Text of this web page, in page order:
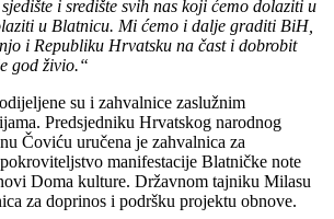
i središte svih nas koji ćemo dolaziti u
u Blatnicu. Mi ćemo i dalje graditi BiH,
i Republiku Hrvatsku na čast i dobrobit
god živio.“
su i zahvalnice zaslužnim
Predsjedniku Hrvatskog narodnog
Čoviću uručena je zahvalnica za
manifestacije Blatničke note
Doma kulture. Državnom tajniku Milasu
za doprinos i podršku projektu obnove.